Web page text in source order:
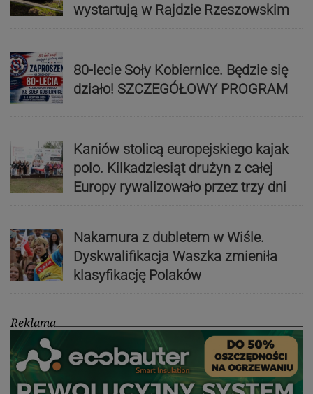
wystartują w Rajdzie Rzeszowskim
80-lecie Soły Kobiernice. Będzie się
działo! SZCZEGÓŁOWY PROGRAM
Kaniów stolicą europejskiego kajak
polo. Kilkadziesiąt drużyn z całej
Europy rywalizowało przez trzy dni
Nakamura z dubletem w Wiśle.
Dyskwalifikacja Waszka zmieniła
klasyfikację Polaków
Reklama